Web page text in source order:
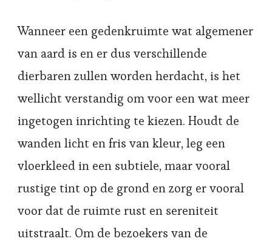
Wanneer een gedenkruimte wat algemener
van aard is en er dus verschillende
dierbaren zullen worden herdacht, is het
wellicht verstandig om voor een wat meer
ingetogen inrichting te kiezen. Houdt de
wanden licht en fris van kleur, leg een
vloerkleed in een subtiele, maar vooral
rustige tint op de grond en zorg er vooral
voor dat de ruimte rust en sereniteit
uitstraalt. Om de bezoekers van de